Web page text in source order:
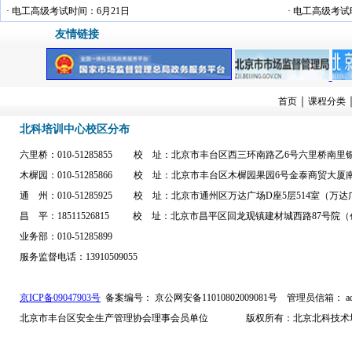
· 电工高级考试时间：6月21日
· 电工高级考
友情链接
首页 课程分类
北科培训中心校区分布
六里桥：010-51285855 校 址：北京市丰台区西三环南路乙6号六里桥南里
木樨园：010-51285866 校 址：北京市丰台区木樨园果园6号金泰商贸大厦
通 州：010-51285925 校 址：北京市通州区万达广场D座5层514室（万达
昌 平：18511526815 校 址：北京市昌平区回龙观镇建材城西路87号院（
业务部：010-51285899
服务监督电话：13910509055
京ICP备09047903号 备案编号： 京公网安备11010802009081号 管理员信箱：
北京市丰台区安全生产管理协会理事会员单位 版权所有：北京北科技术培